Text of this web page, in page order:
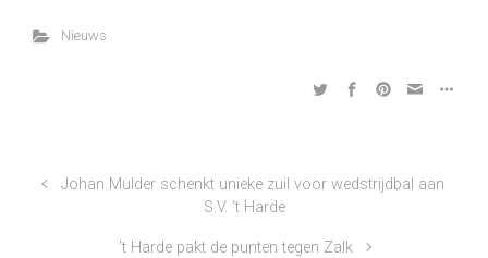
Nieuws
Johan Mulder schenkt unieke zuil voor wedstrijdbal aan
S.V. ‘t Harde
’t Harde pakt de punten tegen Zalk